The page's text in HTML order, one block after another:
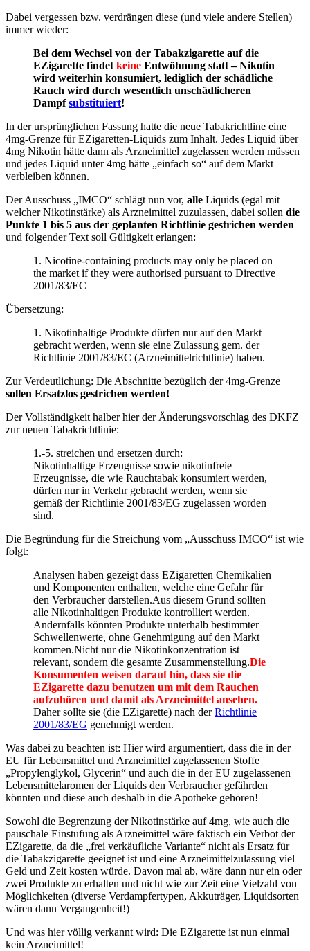
Dabei vergessen bzw. verdrängen diese (und viele andere Stellen)
immer wieder:
Bei dem Wechsel von der Tabakzigarette auf die
EZigarette findet keine Entwöhnung statt – Nikotin
wird weiterhin konsumiert, lediglich der schädliche
Rauch wird durch wesentlich unschädlicheren
Dampfsubstituiert!
In der ursprünglichen Fassung hatte die neue Tabakrichtline eine
4mg-Grenze für EZigaretten-Liquids zum Inhalt. Jedes Liquid über
4mg Nikotin hätte dann als Arzneimittel zugelassen werden müssen
und jedes Liquid unter 4mg hätte „einfach so“ auf dem Markt
verbleiben können.
Der Ausschuss „IMCO“ schlägt nun vor, alle Liquids (egal mit
welcher Nikotinstärke) als Arzneimittel zuzulassen, dabei sollen die
Punkte 1 bis 5 aus der geplanten Richtlinie gestrichen werden
und folgender Text soll Gültigkeit erlangen:
1. Nicotine-containing products may only be placed on
the market if they were authorised pursuant to Directive
2001/83/EC
Übersetzung:
1. Nikotinhaltige Produkte dürfen nur auf den Markt
gebracht werden, wenn sie eine Zulassung gem. der
Richtlinie 2001/83/EC (Arzneimittelrichtlinie) haben.
Zur Verdeutlichung: Die Abschnitte bezüglich der 4mg-Grenze
sollen Ersatzlos gestrichen werden!
Der Vollständigkeit halber hier der Änderungsvorschlag des DKFZ
zur neuen Tabakrichtlinie:
1.-5. streichen und ersetzen durch:
Nikotinhaltige Erzeugnisse sowie nikotinfreie
Erzeugnisse, die wie Rauchtabak konsumiert werden,
dürfen nur in Verkehr gebracht werden, wenn sie
gemäß der Richtlinie 2001/83/EG zugelassen worden
sind.
Die Begründung für die Streichung vom „Ausschuss IMCO“ ist wie
folgt:
Analysen haben gezeigt dass EZigaretten Chemikalien
und Komponenten enthalten, welche eine Gefahr für
den Verbraucher darstellen.Aus diesem Grund sollten
alle Nikotinhaltigen Produkte kontrolliert werden.
Andernfalls könnten Produkte unterhalb bestimmter
Schwellenwerte, ohne Genehmigung auf den Markt
kommen.Nicht nur die Nikotinkonzentration ist
relevant, sondern die gesamte Zusammenstellung.Die
Konsumenten weisen darauf hin, dass sie die
EZigarette dazu benutzen um mit dem Rauchen
aufzuhören und damit als Arzneimittel ansehen.
Daher sollte sie (die EZigarette) nach derRichtlinie
2001/83/EG genehmigt werden.
Was dabei zu beachten ist: Hier wird argumentiert, dass die in der
EU für Lebensmittel und Arzneimittel zugelassenen Stoffe
„Propylenglykol, Glycerin“ und auch die in der EU zugelassenen
Lebensmittelaromen der Liquids den Verbraucher gefährden
könnten und diese auch deshalb in die Apotheke gehören!
Sowohl die Begrenzung der Nikotinstärke auf 4mg, wie auch die
pauschale Einstufung als Arzneimittel wäre faktisch ein Verbot der
EZigarette, da die „frei verkäufliche Variante“ nicht als Ersatz für
die Tabakzigarette geeignet ist und eine Arzneimittelzulassung viel
Geld und Zeit kosten würde. Davon mal ab, wäre dann nur ein oder
zwei Produkte zu erhalten und nicht wie zur Zeit eine Vielzahl von
Möglichkeiten (diverse Verdampfertypen, Akkuträger, Liquidsorten
wären dann Vergangenheit!)
Und was hier völlig verkannt wird: Die EZigarette ist nun einmal
kein Arzneimittel!